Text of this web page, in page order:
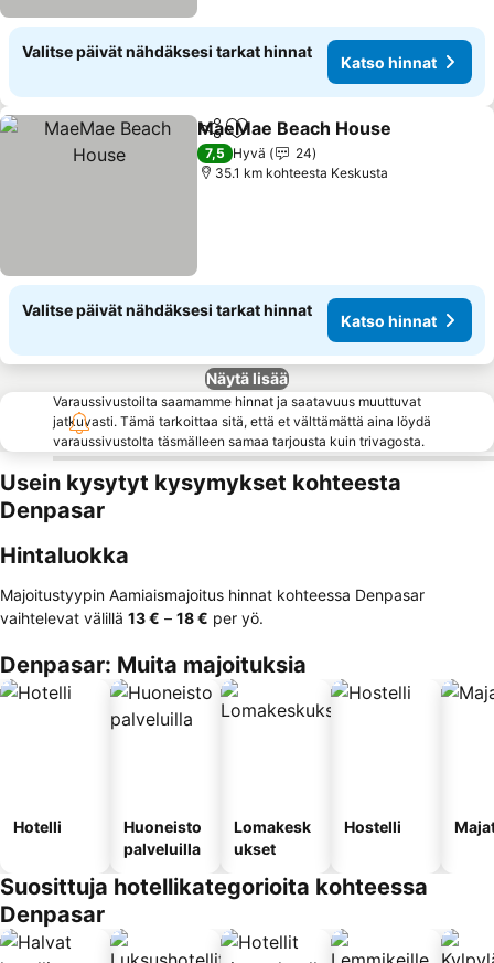
Valitse päivät nähdäksesi tarkat hinnat
Katso hinnat
Jaa Lisää suosikkeihin
MaeMae Beach House
7,5 Hyvä
24
35.1 km kohteesta Keskusta
Valitse päivät nähdäksesi tarkat hinnat
Katso hinnat
Näytä lisää
Varaussivustoilta saamamme hinnat ja saatavuus muuttuvat
jatkuvasti. Tämä tarkoittaa sitä, että et välttämättä aina löydä
varaussivustolta täsmälleen samaa tarjousta kuin trivagosta.
Usein kysytyt kysymykset kohteesta
Denpasar
Hintaluokka
Majoitustyypin Aamiaismajoitus hinnat kohteessa Denpasar
vaihtelevat välillä ‎13 € – ‎18 € per yö.
Denpasar: Muita majoituksia
Hotelli
Huoneisto
palveluilla
Lomakesk
ukset
Hostelli
Suosittuja hotellikategorioita kohteessa
Denpasar